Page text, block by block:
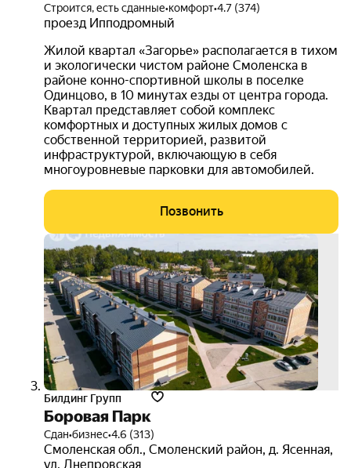
Строится, есть сданные•комфорт•4.7 (374)
проезд Ипподромный
Жилой квартал «Загорье» располагается в тихом
и экологически чистом районе Смоленска в
районе конно-спортивной школы в поселке
Одинцово, в 10 минутах езды от центра города.
Квартал представляет собой комплекс
комфортных и доступных жилых домов с
собственной территорией, развитой
инфраструктурой, включающую в себя
многоуровневые парковки для автомобилей.
Позвонить
Билдинг Групп
Боровая Парк
Сдан•бизнес•4.6 (313)
Смоленская обл., Смоленский район, д. Ясенная,
ул. Днепровская